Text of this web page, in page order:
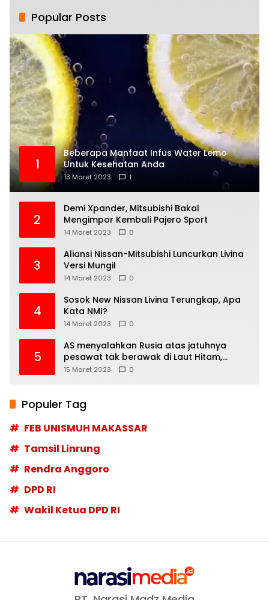
Popular Posts
1
Beberapa Manfaat Infus Water Lemo
Untuk Kesehatan Anda
13 Maret 2023 1
2
Demi Xpander, Mitsubishi Bakal
Mengimpor Kembali Pajero Sport
14 Maret 2023 0
3
Aliansi Nissan-Mitsubishi Luncurkan Livina
Versi Mungil
14 Maret 2023 0
4
Sosok New Nissan Livina Terungkap, Apa
Kata NMI?
14 Maret 2023 0
5
AS menyalahkan Rusia atas jatuhnya
pesawat tak berawak di Laut Hitam,
Moskow menyangkal
15 Maret 2023 0
Populer Tag
FEB UNISMUH MAKASSAR
Tamsil Linrung
Rendra Anggoro
DPD RI
Wakil Ketua DPD RI